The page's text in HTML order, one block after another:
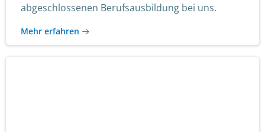
abgeschlossenen Berufsausbildung bei uns.
Mehr erfahren